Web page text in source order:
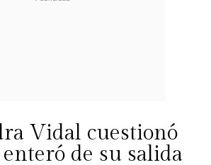
Vidal cuestionó
enteró de su salida